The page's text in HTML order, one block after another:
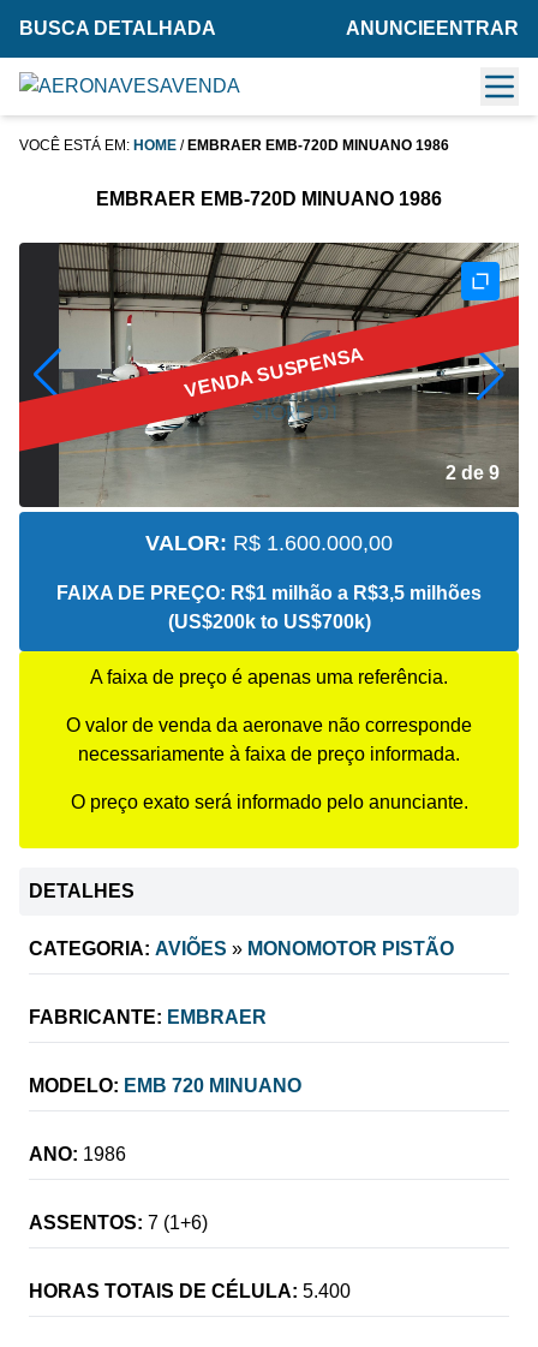
BUSCA DETALHADA ANUNCIE ENTRAR
VOCÊ ESTÁ EM: HOME / EMBRAER EMB-720D MINUANO 1986
EMBRAER EMB-720D MINUANO 1986
VENDA SUSPENSA
2 de 9
VALOR: R$ 1.600.000,00
FAIXA DE PREÇO: R$1 milhão a R$3,5 milhões
(US$200k to US$700k)
A faixa de preço é apenas uma referência.
O valor de venda da aeronave não corresponde
necessariamente à faixa de preço informada.
O preço exato será informado pelo anunciante.
DETALHES
CATEGORIA: AVIÕES » MONOMOTOR PISTÃO
FABRICANTE: EMBRAER
MODELO: EMB 720 MINUANO
ANO: 1986
ASSENTOS: 7 (1+6)
HORAS TOTAIS DE CÉLULA: 5.400